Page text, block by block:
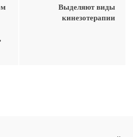
Выделяют виды
кинезотерапии